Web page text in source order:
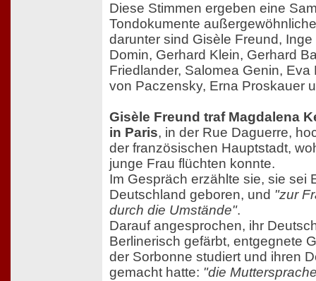
Diese Stimmen ergeben eine
Tondokumente
darunter sind Gisèle Freund,
Domin, Gerhard Klein, Gerhard
Friedlander, Salomea Genin,
von Paczensky, Erna Proskauer
Gisèle Freund traf Magdalena
in Paris, in der Rue Daguerre,
der französischen Hauptstadt,
junge Frau flüchten konnte.
Im Gespräch erzählte sie, sie sei
Deutschland geboren, und "zur
durch die Umstände".
Darauf angesprochen, ihr
Berlinerisch gefärbt, entgegnete
der Sorbonne studiert und ihren
gemacht hatte: "die